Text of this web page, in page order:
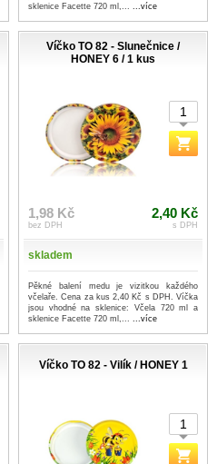
sklenice Facette 720 ml,... ...více
Víčko TO 82 - Slunečnice /
HONEY 6 / 1 kus
1,98 Kč
bez DPH
2,40 Kč
s DPH
skladem
Pěkné balení medu je vizitkou každého
včelaře. Cena za kus 2,40 Kč s DPH. Víčka
jsou vhodné na sklenice: Včela 720 ml a
sklenice Facette 720 ml,... ...více
Víčko TO 82 - Vilík / HONEY 1